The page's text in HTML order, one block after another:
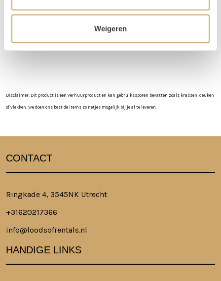
Weigeren
niet in de loods aanwezig voor het ophalen of terugbrengen van de
Disclaimer: Dit product is een verhuurproduct en kan gebruikssporen bevatten zoals krassen, deuken
of vlekken. We doen ons best de items zo netjes mogelijk bij je af te leveren.
CONTACT
Ringkade 4, 3545NK Utrecht
+31620217366
info@loodsofrentals.nl
HANDIGE LINKS